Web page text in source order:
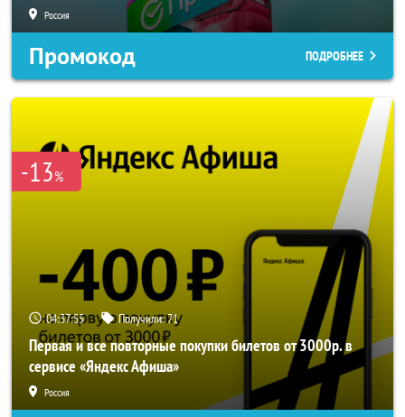
Россия
Промокод ПОДРОБНЕЕ
-13%
04:37:55 Получили:71
Первая и все повторные покупки билетов от 3000р. в
сервисе «Яндекс Афиша»
Россия